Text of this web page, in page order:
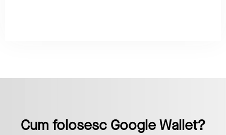
Cum folosesc Google Wallet?